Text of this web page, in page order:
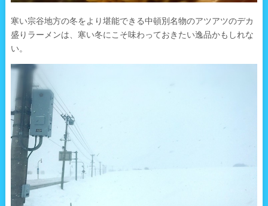
寒い宗谷地方の冬をより堪能できる中頓別名物のアツアツのデカ
盛りラーメンは、寒い冬にこそ味わっておきたい逸品かもしれな
い。